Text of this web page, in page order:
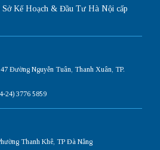
Sở Kế Hoạch & Đầu Tư Hà Nội cấp
Đường Nguyễn Tuân, Thanh Xuân, TP.
24) 3776 5859
Thanh Khê, TP Đà Nẵng